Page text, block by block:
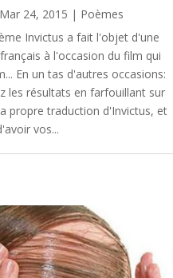
Mar 24, 2015 | Poèmes
Invictus a fait l'objet d'une
à l'occasion du film qui
En un tas d'autres occasions:
les résultats en farfouillant sur
propre traduction d'Invictus, et
vos...